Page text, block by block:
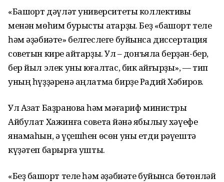
«Башҡорт дәүләт университеты коллективы
менән мөһим бурысты атҡарҙыҡ. Беҙ «башҡорт теле
һәм әҙәбиәте» белгеслеге буйынса диссертация
советын кире ҡайтарҙыҡ. Ул – донъяла берҙән-бер,
бер йыл элек уны юғалтҡас, бик ҡайғырҙыҡ», — тип
уның һүҙҙәренә аңлатма бирҙе Радий Хәбиров.
Ул Азат Баҙрановҡа һәм мәғариф министры
Айбулат Хажинға советҡа йәнә ябылыу хәүефе
янамаһын, ә үҫешһен өсөн уны етди рәүештә
күҙәтеп барырға ҡушты.
«Беҙ башҡорт теле һәм әҙәбиәте буйынса бөтөнләй